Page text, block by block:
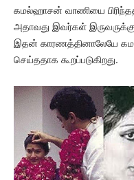
கமல்ஹாசன் வாணியை
அதாவது இவர்கள்
இதன் காரணத்தினாலேயே
செய்ததாக கூறப்படுகிறது.